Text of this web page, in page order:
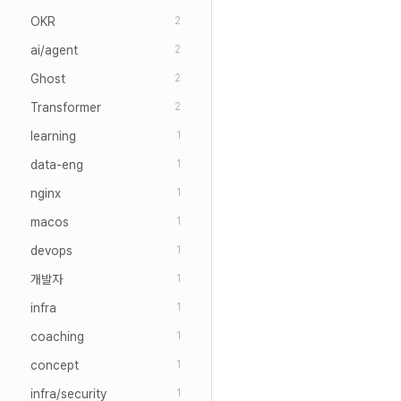
OKR 2
ai/agent 2
Ghost 2
Transformer 2
learning 1
data-eng 1
nginx 1
macos 1
devops 1
개발자 1
infra 1
coaching 1
concept 1
infra/security 1